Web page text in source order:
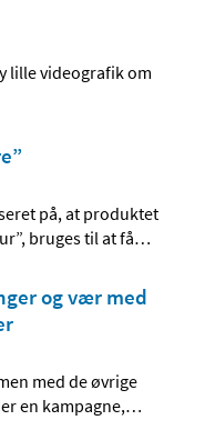
lille videografik om
på, at produktet
bruges til at få…
og vær med
med de øvrige
en kampagne,…